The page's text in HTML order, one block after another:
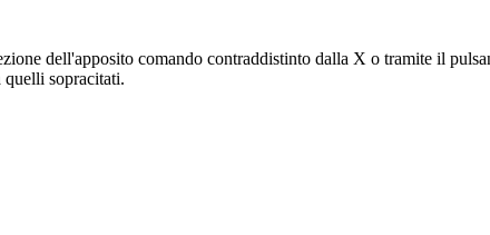
dell'apposito comando contraddistinto dalla X o tramite il
quelli sopracitati.